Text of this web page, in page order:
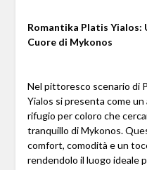
Romantika Platis Yialos:
Cuore di Mykonos
Nel pittoresco scenario di
Yialos si presenta come
rifugio per coloro che
tranquillo di Mykonos.
comfort, comodità e un
rendendolo il luogo ideale